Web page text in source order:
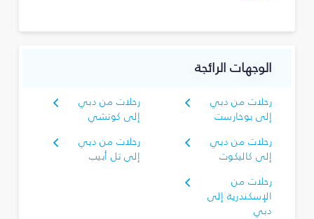
الوجهات الرائجة
رحلات من دبي
إلى بوخارست
رحلات من دبي
إلى كوتشي
رحلات من دبي
إلى كاليكوت
رحلات من دبي
إلى تل أبيب
رحلات من
الإسكندرية إلى
دبي